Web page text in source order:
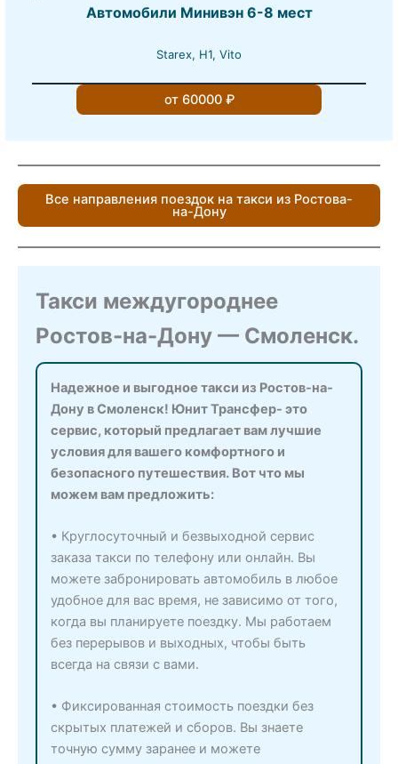
Автомобили Минивэн 6-8 мест
Starex, H1, Vito
от 60000 ₽
Все направления поездок на такси из Ростова-
на-Дону
Такси междугороднее
Ростов-на-Дону — Смоленск.
Надежное и выгодное такси из Ростов-на-
Дону в Смоленск! Юнит Трансфер- это
сервис, который предлагает вам лучшие
условия для вашего комфортного и
безопасного путешествия. Вот что мы
можем вам предложить:
• Круглосуточный и безвыходной сервис
заказа такси по телефону или онлайн. Вы
можете забронировать автомобиль в любое
удобное для вас время, не зависимо от того,
когда вы планируете поездку. Мы работаем
без перерывов и выходных, чтобы быть
всегда на связи с вами.
• Фиксированная стоимость поездки без
скрытых платежей и сборов. Вы знаете
точную сумму заранее и можете